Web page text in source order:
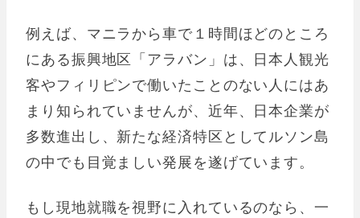
例えば、マニラから車で１時間ほどのところ
にある振興地区「アラバン」は、日本人観光
客やフィリピンで働いたことのない人にはあ
まり知られていませんが、近年、日本企業が
多数進出し、新たな経済特区としてルソン島
の中でも目覚ましい発展を遂げています。
もし現地就職を視野に入れているのなら、一